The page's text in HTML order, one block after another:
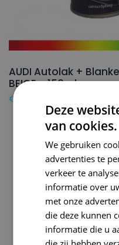
AUDI Autolak +
BEIGE – 150ml
€
Deze
van cookies.
We gebruiken
advertenties te
verkeer te
informatie over
met onze
die deze kunnen
informatie die u